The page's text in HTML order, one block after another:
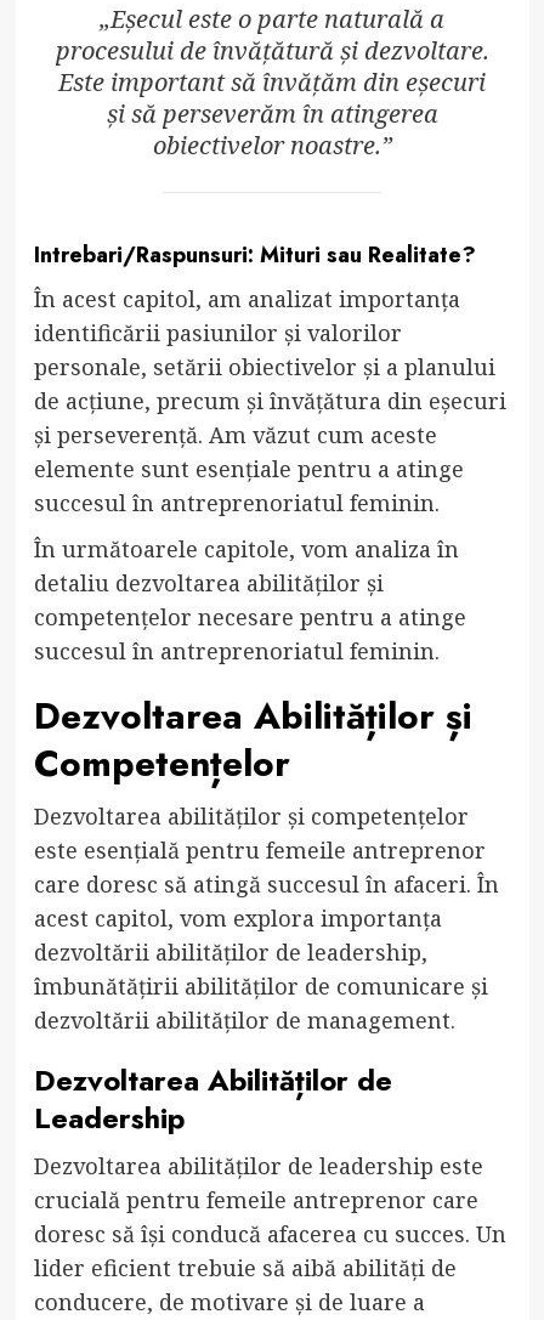
„Eșecul este o parte naturală a
procesului de învățătură și dezvoltare.
Este important să învățăm din eșecuri
și să perseverăm în atingerea
obiectivelor noastre.”
Intrebari/Raspunsuri: Mituri sau Realitate?
În acest capitol, am analizat importanța
identificării pasiunilor și valorilor
personale, setării obiectivelor și a planului
de acțiune, precum și învățătura din eșecuri
și perseverență. Am văzut cum aceste
elemente sunt esențiale pentru a atinge
succesul în antreprenoriatul feminin.
În următoarele capitole, vom analiza în
detaliu dezvoltarea abilităților și
competențelor necesare pentru a atinge
succesul în antreprenoriatul feminin.
Dezvoltarea Abilităților și
Competențelor
Dezvoltarea abilităților și competențelor
este esențială pentru femeile antreprenor
care doresc să atingă succesul în afaceri. În
acest capitol, vom explora importanța
dezvoltării abilităților de leadership,
îmbunătățirii abilităților de comunicare și
dezvoltării abilităților de management.
Dezvoltarea Abilităților de
Leadership
Dezvoltarea abilităților de leadership este
crucială pentru femeile antreprenor care
doresc să își conducă afacerea cu succes. Un
lider eficient trebuie să aibă abilități de
conducere, de motivare și de luare a